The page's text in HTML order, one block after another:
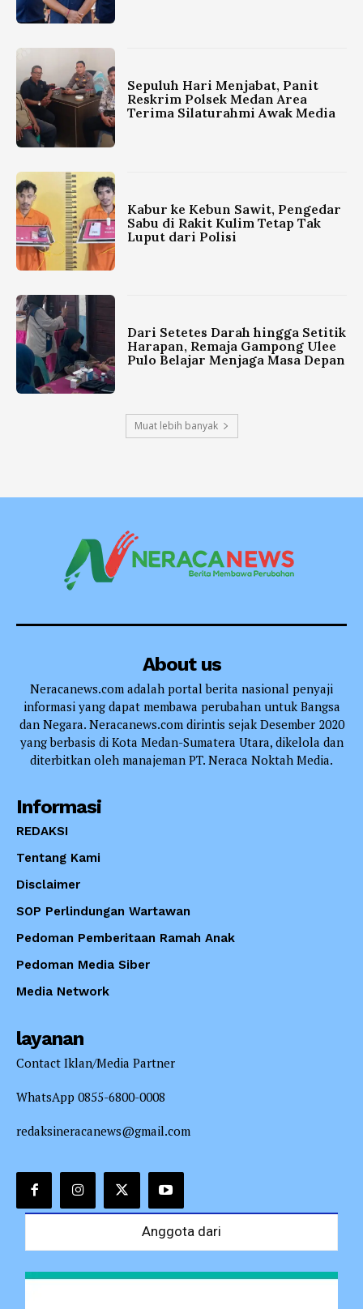
Sepuluh Hari Menjabat, Panit
Reskrim Polsek Medan Area
Terima Silaturahmi Awak Media
Kabur ke Kebun Sawit, Pengedar
Sabu di Rakit Kulim Tetap Tak
Luput dari Polisi
Dari Setetes Darah hingga Setitik
Harapan, Remaja Gampong Ulee
Pulo Belajar Menjaga Masa Depan
Muat lebih banyak
About us
Neracanews.com adalah portal berita nasional penyaji
informasi yang dapat membawa perubahan untuk Bangsa
dan Negara. Neracanews.com dirintis sejak Desember 2020
yang berbasis di Kota Medan-Sumatera Utara, dikelola dan
diterbitkan oleh manajeman PT. Neraca Noktah Media.
Informasi
REDAKSI
Tentang Kami
Disclaimer
SOP Perlindungan Wartawan
Pedoman Pemberitaan Ramah Anak
Pedoman Media Siber
Media Network
layanan
Contact Iklan/Media Partner
WhatsApp 0855-6800-0008
redaksineracanews@gmail.com
Anggota dari